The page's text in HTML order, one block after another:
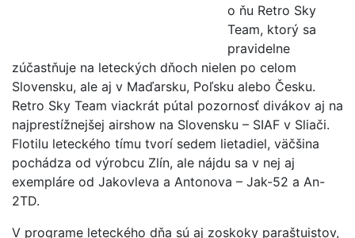
o ňu Retro Sky
Team, ktorý sa
pravidelne
zúčastňuje na leteckých dňoch nielen po celom
Slovensku, ale aj v Maďarsku, Poľsku alebo Česku.
Retro Sky Team viackrát pútal pozornosť divákov aj na
najprestížnejšej airshow na Slovensku – SIAF v Sliači.
Flotilu leteckého tímu tvorí sedem lietadiel, väčšina
pochádza od výrobcu Zlín, ale nájdu sa v nej aj
exempláre od Jakovleva a Antonova – Jak-52 a An-
2TD.
V programe leteckého dňa sú aj zoskoky paraštuistov,